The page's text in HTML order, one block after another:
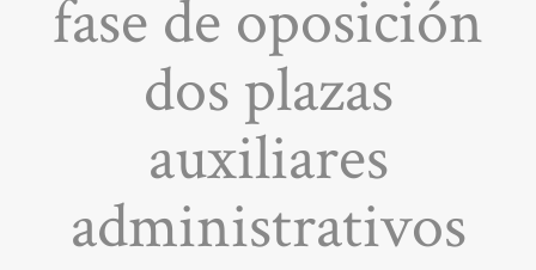
fase de oposición
dos plazas
auxiliares
administrativos